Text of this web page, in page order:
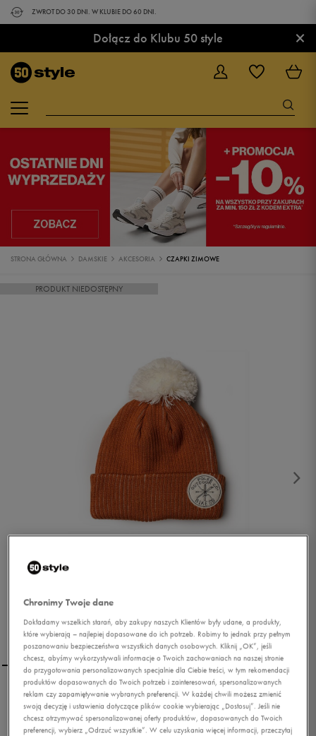
ZWROT DO 30 DNI. W KLUBIE DO 60 DNI.
Dołącz do Klubu 50 style ×
STRONA GŁÓWNA DAMSKIE AKCESORIA CZAPKI ZIMOWE
PRODUKT NIEDOSTĘPNY
NIKE CZAPKA SB X POLER
POM BEANIE
Chronimy Twoje dane
Dokładamy wszelkich starań, aby zakupy naszych Klientów były udane, a produkty,
które wybierają – najlepiej dopasowane do ich potrzeb. Robimy to jednak przy pełnym
poszanowaniu bezpieczeństwa wszystkich danych osobowych. Kliknij „OK”, jeśli
chcesz, abyśmy wykorzystywali informacje o Twoich zachowaniach na naszej stronie
do przygotowania personalizowanych specjalnie dla Ciebie treści, w tym rekomendacji
produktów dopasowanych do Twoich potrzeb i zainteresowań, spersonalizowanych
reklam czy zapamiętywanie wybranych preferencji. W każdej chwili możesz zmienić
swoją decyzję i ustawienia dotyczące plików cookie wybierając „Dostosuj”. Jeśli nie
chcesz otrzymywać spersonalizowanej oferty produktów, dopasowanych do Twoich
preferencji, wybierz „Odrzuć wszystkie”. W celu uzyskania więcej informacji, przeczytaj